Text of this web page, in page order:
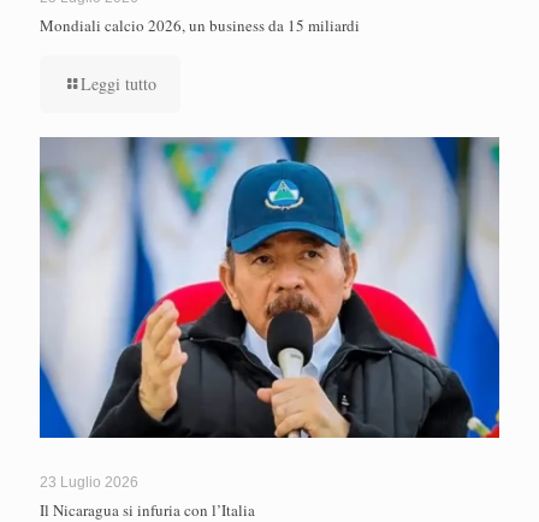
Mondiali calcio 2026, un business da 15 miliardi
Leggi tutto
23 Luglio 2026
Il Nicaragua si infuria con l’Italia